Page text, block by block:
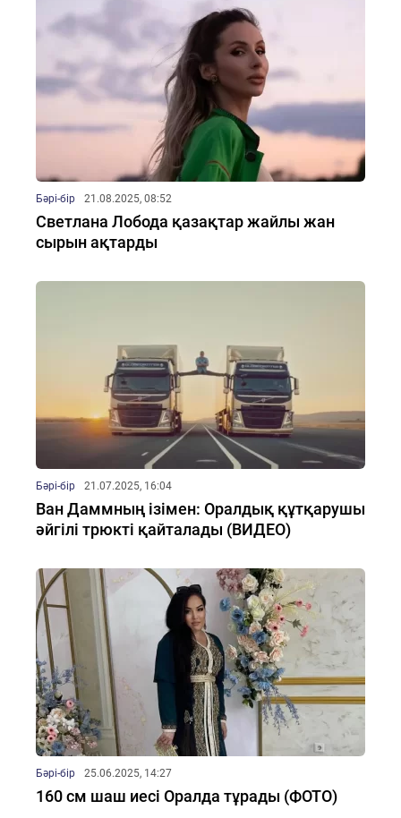
Бәрі-бір 21.08.2025, 08:52
Светлана Лобода қазақтар жайлы жан
сырын ақтарды
Бәрі-бір 21.07.2025, 16:04
Ван Даммның ізімен: Оралдық құтқарушы
әйгілі трюкті қайталады (ВИДЕО)
Бәрі-бір 25.06.2025, 14:27
160 см шаш иесі Оралда тұрады (ФОТО)